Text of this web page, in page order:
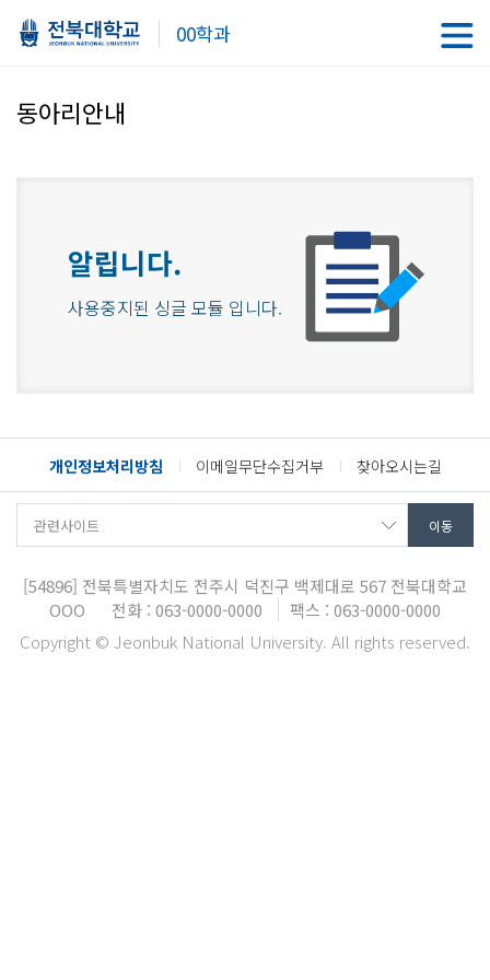
00학과
동아리안내
알립니다.
사용중지된 싱글 모듈 입니다.
개인정보처리방침 이메일무단수집거부 찾아오시는길
[54896] 전북특별자치도 전주시 덕진구 백제대로 567 전북대학교
OOO
전화 : 063-0000-0000
팩스 : 063-0000-0000
Copyright © Jeonbuk National University. All rights reserved.